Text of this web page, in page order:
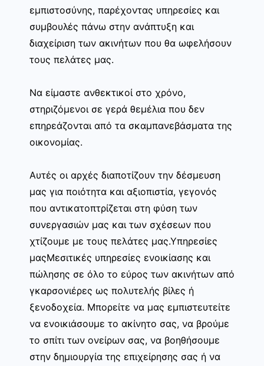
εμπιστοσύνης, παρέχοντας υπηρεσίες και
συμβουλές πάνω στην ανάπτυξη και
διαχείριση των ακινήτων που θα ωφελήσουν
τους πελάτες μας.
Να είμαστε ανθεκτικοί στο χρόνο,
στηριζόμενοι σε γερά θεμέλια που δεν
επηρεάζονται από τα σκαμπανεβάσματα της
οικονομίας.
Αυτές οι αρχές διαποτίζουν την δέσμευση
μας για ποιότητα και αξιοπιστία, γεγονός
που αντικατοπτρίζεται στη φύση των
συνεργασιών μας και των σχέσεων που
χτίζουμε με τους πελάτες μας.Υπηρεσίες
μαςΜεσιτικές υπηρεσίες ενοικίασης και
πώλησης σε όλο το εύρος των ακινήτων από
γκαρσονιέρες ως πολυτελής βίλες ή
ξενοδοχεία. Μπορείτε να μας εμπιστευτείτε
να ενοικιάσουμε το ακίνητο σας, να βρούμε
το σπίτι των ονείρων σας, να βοηθήσουμε
στην δημιουργία της επιχείρησης σας ή να